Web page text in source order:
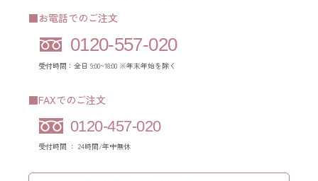
■お電話でのご注文
0120-557-020
受付時間：全日 9:00~18:00 ※年末年始を除く
■FAXでのご注文
0120-457-020
受付時間 ： 24時間/年中無休